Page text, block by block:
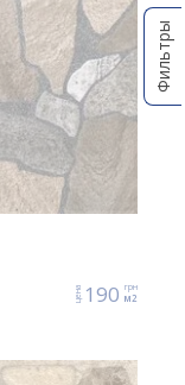
Фильтры
цена 190 грн
м2